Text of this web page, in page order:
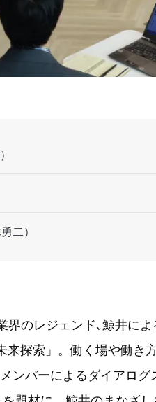
二）
のレジェンド､鯨井によ
来探索」。働く場や働き
ンバーによるダイアログ